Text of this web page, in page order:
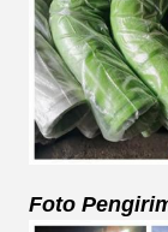
Foto